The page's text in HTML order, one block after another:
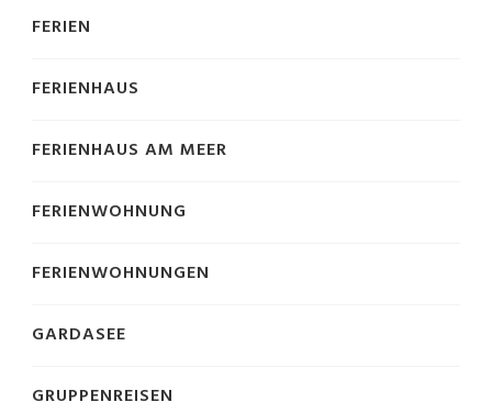
FERIEN
FERIENHAUS
FERIENHAUS AM MEER
FERIENWOHNUNG
FERIENWOHNUNGEN
GARDASEE